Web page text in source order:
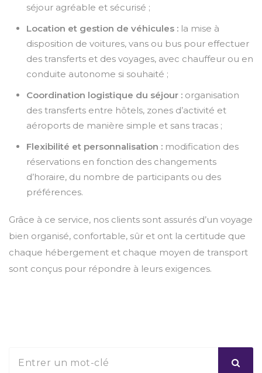
séjour agréable et sécurisé ;
Location et gestion de véhicules : la mise à
disposition de voitures, vans ou bus pour effectuer
des transferts et des voyages, avec chauffeur ou en
conduite autonome si souhaité ;
Coordination logistique du séjour : organisation
des transferts entre hôtels, zones d’activité et
aéroports de manière simple et sans tracas ;
Flexibilité et personnalisation : modification des
réservations en fonction des changements
d’horaire, du nombre de participants ou des
préférences.
Grâce à ce service, nos clients sont assurés d’un voyage
bien organisé, confortable, sûr et ont la certitude que
chaque hébergement et chaque moyen de transport
sont conçus pour répondre à leurs exigences.